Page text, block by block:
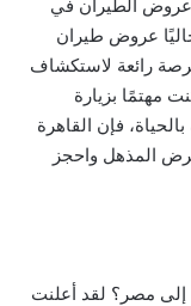
عروض الطيران في
عروض طيران
رائعة لاستكشاف
مهتمًا بزيارة
بالحياة، فإن القاهرة
المذهل واحجز
مصر؟ لقد أعلنت